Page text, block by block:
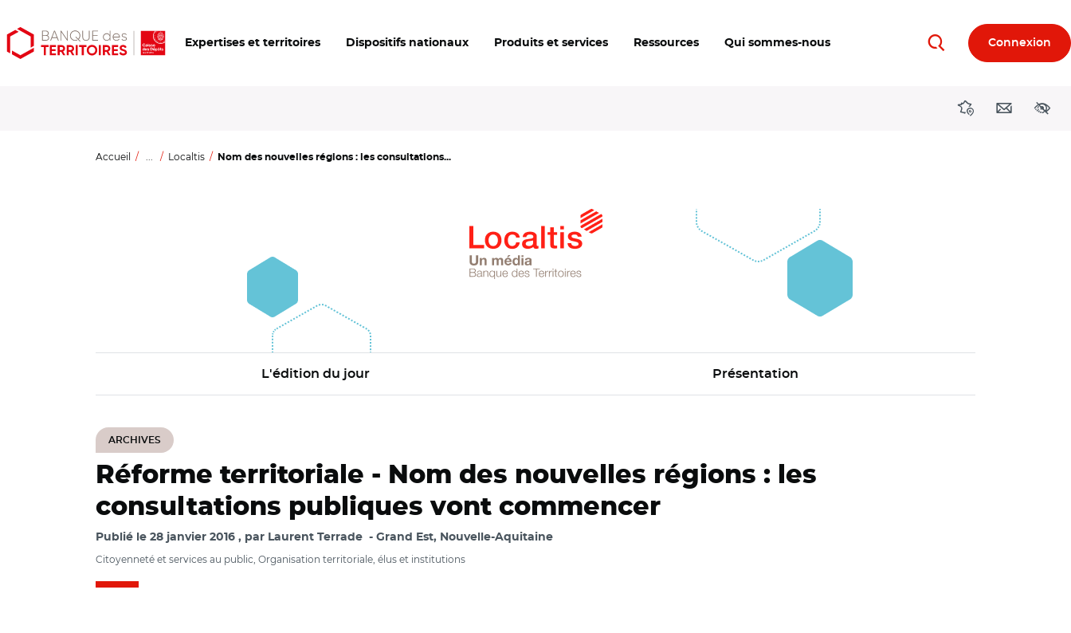
Aller
au
Aller
au
Ouvrir
les
Expertises et territoires Dispositifs nationaux Produits et services Ressources Qui sommes-nous RechercherConnexion
DirectionsContact
Accueil ... Localtis Nom des nouvelles régions : les consultations...
L'édition du jour Présentation
ARCHIVES
Réforme territoriale - Nom des nouvelles régions : les
consultations publiques vont commencer
Publié le 28 janvier 2016 par Laurent Terrade Grand Est, Nouvelle-Aquitaine
Citoyenneté et services au public, Organisation territoriale, élus et institutions